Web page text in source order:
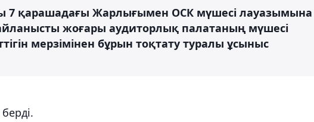
7 қарашадағы Жарлығымен ОСК мүшесі лауазымына
жоғары аудиторлық палатаның мүшесі
мерзімінен бұрын тоқтату туралы ұсыныс